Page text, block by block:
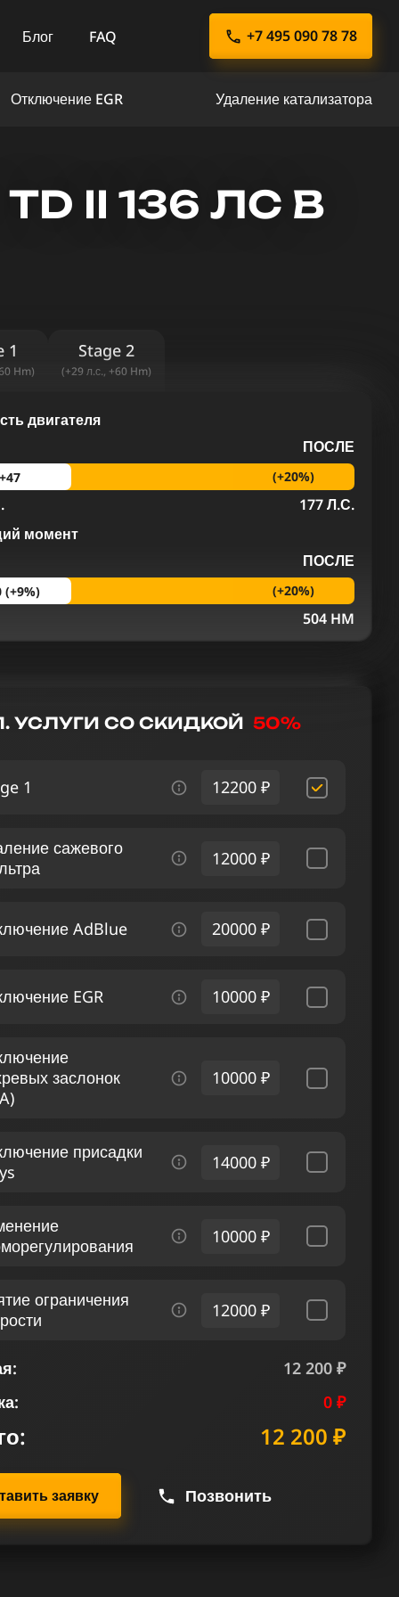
Блог FAQ +7 495 090 78 78
Отключение EGR Удаление катализатора
II 136 ЛС В
1
Hm)
Stage 2
(+29 л.с., +60 Hm)
двигателя
ПОСЛЕ
+47 (+20%)
177 Л.С.
момент
ПОСЛЕ
(+9%) (+20%)
504 HM
УСЛУГИ СО СКИДКОЙ 50%
1 12200 ₽
сажевого
12000 ₽
AdBlue 20000 ₽
EGR 10000 ₽
заслонок
10000 ₽
присадки
14000 ₽
10000 ₽
ограничения
12000 ₽
12 200 ₽
0 ₽
12 200 ₽
заявку Позвонить